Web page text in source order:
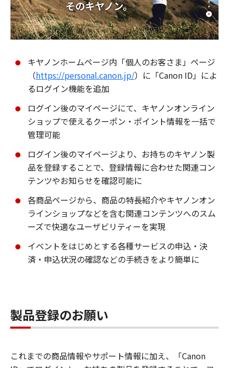
キヤノンホームページ内「個人のお客さま」ページ
（https://personal.canon.jp/）に「Canon ID」によ
るログイン機能を追加
ログイン後のマイページにて、キヤノンオンライン
ショップで使えるクーポン・ポイント情報を一括で
管理可能
ログイン後のマイページより、お持ちのキヤノン製
品を登録することで、登録情報に合わせた関連コン
テンツやお知らせを確認可能に
各商品ページから、商品の特長紹介やキヤノンオン
ラインショップなどを含む関連コンテンツへのスム
ーズで快適なユーザビリティーを実現
イベントをはじめとする各種サービスの申込・決
済・申込状況の確認などの手続きをより簡単に
製品登録のお願い
これまでの商品情報やサポート情報に加え、「Canon